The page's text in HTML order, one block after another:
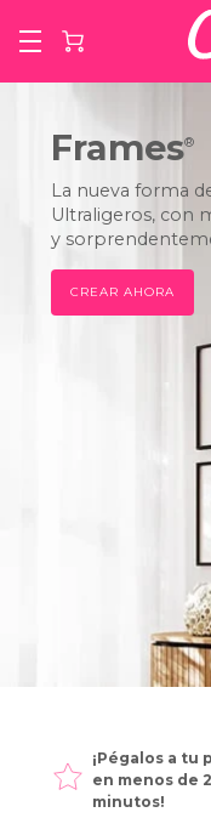
Frames®
La nueva forma
Ultraligeros, con
y
CREAR AHORA
¡Pégalos a tu
en menos de 2
minutos!